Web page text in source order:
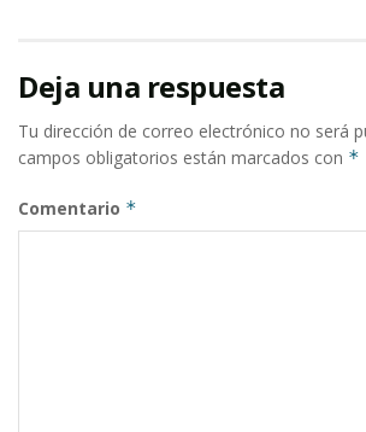
Deja una respuesta
Tu dirección de correo electrónico no será
campos obligatorios están marcados con *
Comentario *